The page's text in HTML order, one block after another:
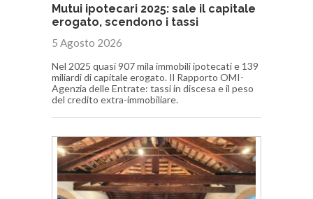
Mutui ipotecari 2025: sale il capitale
erogato, scendono i tassi
5 Agosto 2026
Nel 2025 quasi 907 mila immobili ipotecati e 139
miliardi di capitale erogato. Il Rapporto OMI-
Agenzia delle Entrate: tassi in discesa e il peso
del credito extra-immobiliare.